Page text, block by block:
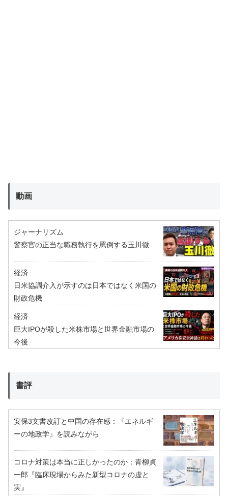
動画
ジャーナリズム
警察官の正当な職務執行を罵倒する玉川徹
経済
日米協調介入が示すのは日本ではなく米国の
財政危機
経済
巨大IPOが殺した米株市場と世界金融市場の
今後
書評
安保3文書改訂と中国の存在感：『エネルギ
ーの地政学』を読みながら
コロナ対策は本当に正しかったのか：青柳貞
一郎『臨床現場からみた新型コロナの虚と
実』